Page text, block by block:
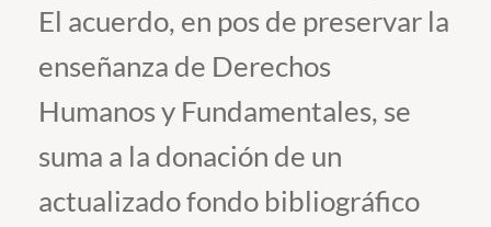
Vinculación con el Medio
El acuerdo, en pos de preservar la
enseñanza de Derechos
Humanos y Fundamentales, se
suma a la donación de un
actualizado fondo bibliográfico